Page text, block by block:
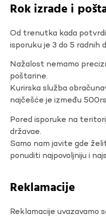
Rok izrade i
Od trenutka kada
isporuku je 3 do 5 radnih
Nažalost nemamo
poštarine.
Kurirska služba
najčešće je između
Pored isporuke na
državae.
Samo nam javite gde
ponuditi najpovoljniju i
Reklamacije
Reklamacije uvazavamo